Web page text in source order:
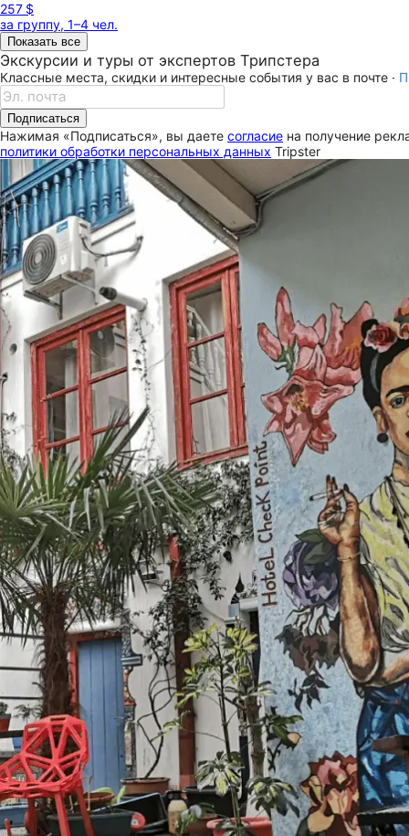
257 $
за группу, 1–4 чел.
Показать все
Экскурсии и туры от экспертов Трипстера
Классные места, скидки и интересные события у вас в почте ·
Подписаться
Нажимая «Подписаться», вы даете согласие на получение
политики обработки персональных данных Tripster